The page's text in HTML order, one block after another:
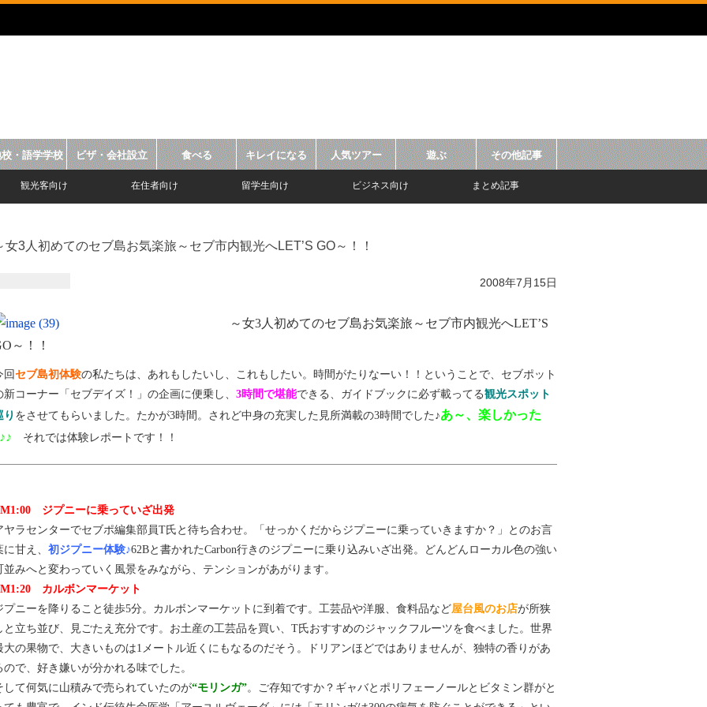
・語学学校 ビザ・会社設立 食べる キレイになる 人気ツアー 遊ぶ その他記事
観光客向け 在住者向け 留学生向け ビジネス向け まとめ記事
女3人初めてのセブ島お気楽旅～セブ市内観光へLET’S GO～！！
2008年7月15日
～女3人初めてのセブ島お気楽旅～セブ市内観光へLET’S
～！！
回セブ島初体験の私たちは、あれもしたいし、これもしたい。時間がたりなーい！！ということで、セブポット
新コーナー「セブデイズ！」の企画に便乗し、 3時間で堪能できる、ガイドブックに必ず載ってる観光スポット
り をさせてもらいました。たかが3時間。されど中身の充実した見所満載の3時間でした♪あ～、楽しかった
それでは体験レポートです！！
ジプニーに乗っていざ出発
ヤラセンターでセブポ編集部員T氏と待ち合わせ。「せっかくだからジプニーに乗っていきますか？」とのお言
に甘え、 初ジプニー体験♪62Bと書かれたCarbon行きのジプニーに乗り込みいざ出発。どんどんローカル色の強い
並みへと変わっていく風景をみながら、テンションがあがります。
カルボンマーケット
プニーを降りること徒歩5分。カルボンマーケットに到着です。工芸品や洋服、食料品など屋台風のお店が所狭
と立ち並び、見ごたえ充分です。お土産の工芸品を買い、T氏おすすめのジャックフルーツを食べました。世界
大の果物で、大きいものは1メートル近くにもなるのだそう。ドリアンほどではありませんが、独特の香りがあ
ので、好き嫌いが分かれる味でした。
して何気に山積みで売られていたのが“モリンガ”。ご存知ですか？ギャバとポリフェーノールとビタミン群がと